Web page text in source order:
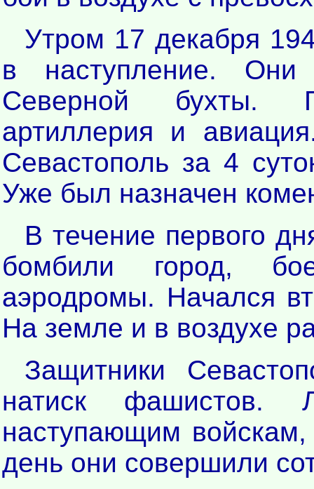
Утром 17 декабря
в наступление. Они
Северной бухты.
артиллерия и
Севастополь за 4
Уже был назначен
В течение первого
бомбили город,
аэродромы. Начался
На земле и в воздухе
Защитники
натиск фашистов.
наступающим
день они совершили